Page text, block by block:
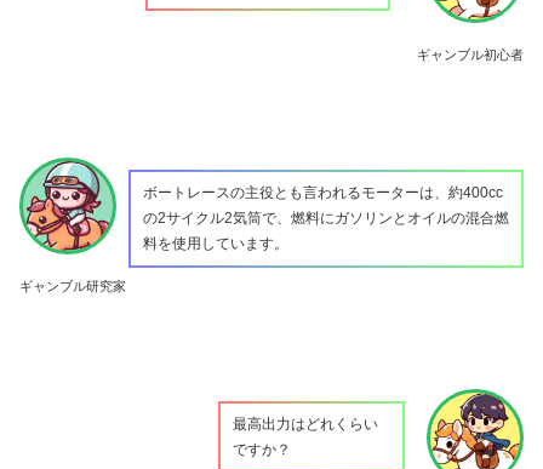
ギャンブル初心者
ギャンブル研究家
ボートレースの主役とも言われるモーターは、約400cc
の2サイクル2気筒で、燃料にガソリンとオイルの混合燃
料を使用しています。
最高出力はどれくらい
ですか？